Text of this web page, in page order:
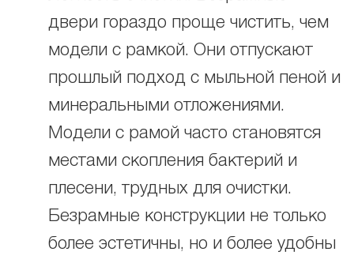
двери гораздо проще чистить, чем
модели с рамкой. Они отпускают
прошлый подход с мыльной пеной и
минеральными отложениями.
Модели с рамой часто становятся
местами скопления бактерий и
плесени, трудных для очистки.
Безрамные конструкции не только
более эстетичны, но и более удобны